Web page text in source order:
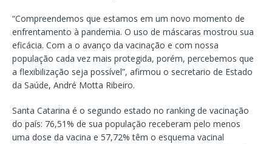
“Compreendemos que estamos em um novo momento de
enfrentamento à pandemia. O uso de máscaras mostrou sua
eficácia. Com a o avanço da vacinação e com nossa
população cada vez mais protegida, porém, percebemos que
a flexibilização seja possível”, afirmou o secretario de Estado
da Saúde, André Motta Ribeiro.
Santa Catarina é o segundo estado no ranking de vacinação
do país: 76,51% de sua população receberam pelo menos
uma dose da vacina e 57,72% têm o esquema vacinal